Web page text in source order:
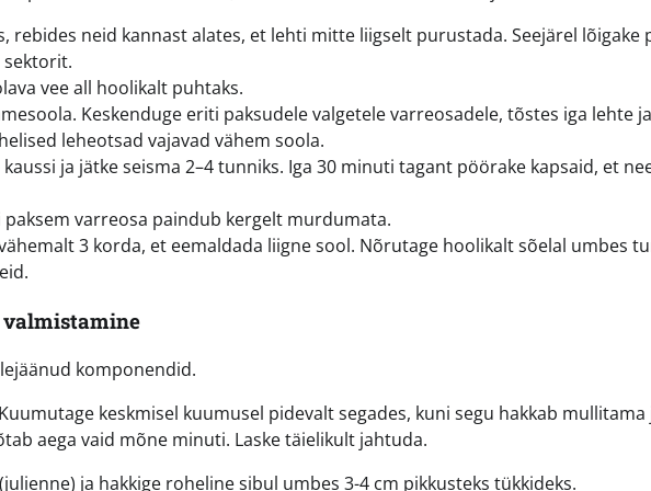
rebides neid kannast alates, et lehti mitte liigselt purustada. Seejärel lõigake
sektorit.
vee all hoolikalt puhtaks.
Keskenduge eriti paksudele valgetele varreosadele, tõstes iga lehte ja
leheotsad vajavad vähem soola.
ja jätke seisma 2–4 tunniks. Iga 30 minuti tagant pöörake kapsaid, et
paksem varreosa paindub kergelt murdumata.
3 korda, et eemaldada liigne sool. Nõrutage hoolikalt sõelal umbes
valmistamine
komponendid.
keskmisel kuumusel pidevalt segades, kuni segu hakkab mullitama
aega vaid mõne minuti. Laske täielikult jahtuda.
ja hakkige roheline sibul umbes 3-4 cm pikkusteks tükkideks.